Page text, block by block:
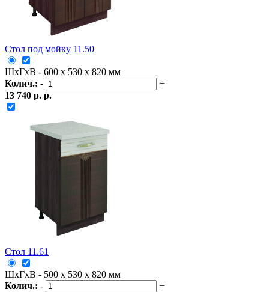
Стол под мойку 11.50
ШxГxВ - 600 x 530 x 820 мм
Колич.: -
+
13 740 р. р.
Стол 11.61
ШxГxВ - 500 x 530 x 820 мм
Колич.: -
+